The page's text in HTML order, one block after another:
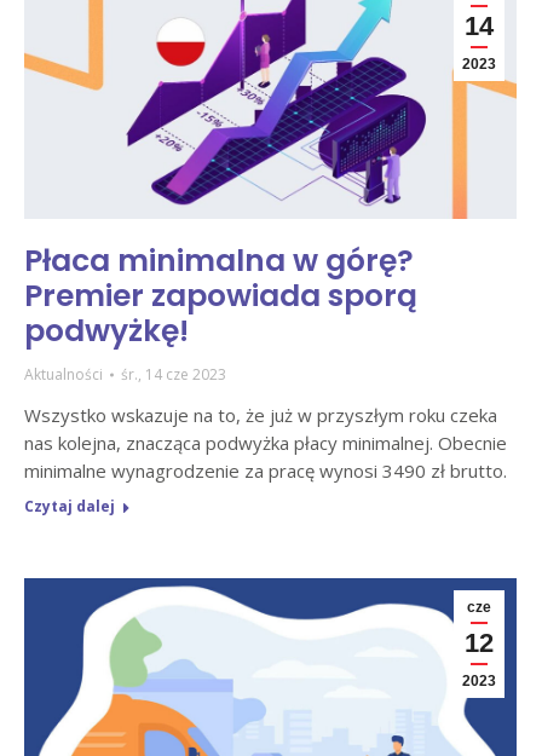
14
2023
Płaca minimalna w górę?
Premier zapowiada sporą
podwyżkę!
Aktualności śr., 14 cze 2023
Wszystko wskazuje na to, że już w przyszłym roku czeka
nas kolejna, znacząca podwyżka płacy minimalnej. Obecnie
minimalne wynagrodzenie za pracę wynosi 3490 zł brutto.
Czytaj dalej
cze
12
2023